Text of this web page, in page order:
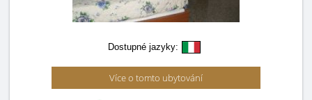
Dostupné jazyky:
Více o tomto ubytování